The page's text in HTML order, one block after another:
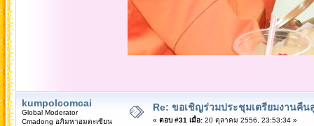
kumpolcomcai
Global Moderator
Cmadong อภิมหาอมตะเซียน
Re: ขอเชิญร่วมประชุมเตรียมงานคืน
« ตอบ #31 เมื่อ:20 ตุลาคม 2556, 23:53:34 »